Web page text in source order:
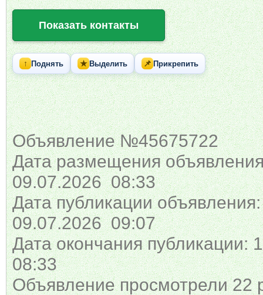
Показать контакты
↑ Поднять ★ Выделить 📌 Прикрепить
Объявление №45675722
Дата размещения
09.07.2026 08:33
Дата публикации объявления:
09.07.2026 09:07
Дата окончания публикации:
08:33
Объявление просмотрели 22